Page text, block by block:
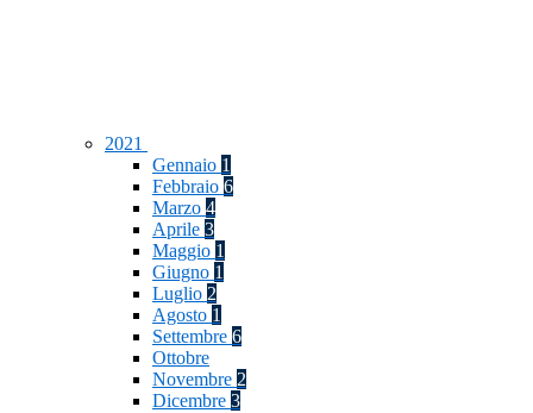
2021
Gennaio 1
Febbraio 6
Marzo 4
Aprile 3
Maggio 1
Giugno 1
Luglio 2
Agosto 1
Settembre 6
Ottobre
Novembre 2
Dicembre 3